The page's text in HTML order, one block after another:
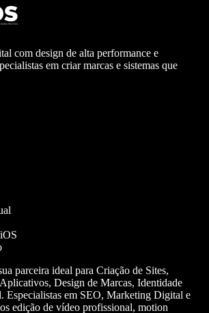
com design de alta performance e
em criar marcas e sistemas que
parceira ideal para Criação de Sites,
Design de Marcas, Identidade
Especialistas em SEO, Marketing Digital e
edição de vídeo profissional, motion